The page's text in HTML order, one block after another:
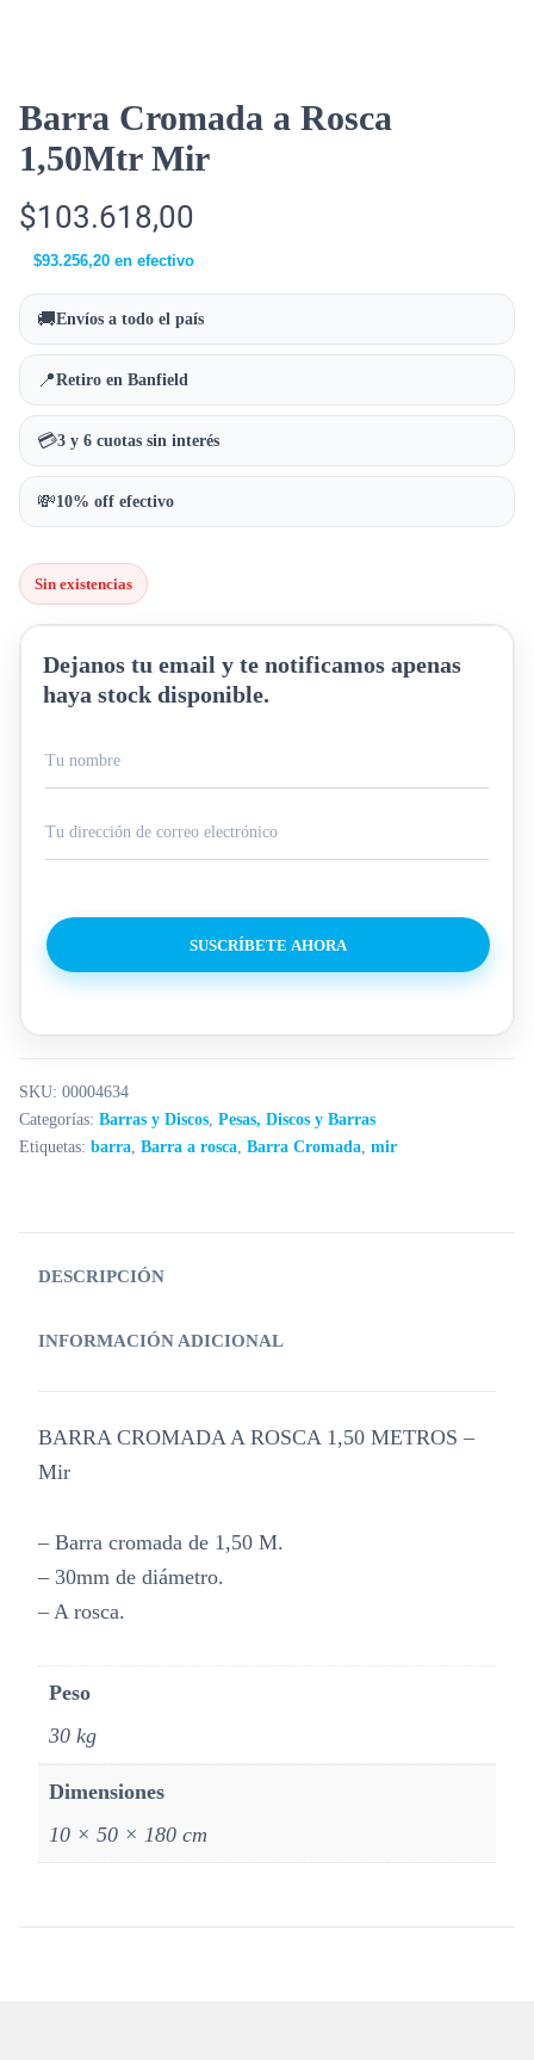
Barra Cromada a Rosca
1,50Mtr Mir
$103.618,00
$93.256,20 en efectivo
🚚Envíos a todo el país
📍Retiro en Banfield
💳3 y 6 cuotas sin interés
💸10% off efectivo
Sin existencias
Dejanos tu email y te notificamos apenas
haya stock disponible.
SUSCRÍBETE AHORA
SKU: 00004634
Categorías: Barras y Discos, Pesas, Discos y Barras
Etiquetas: barra, Barra a rosca, Barra Cromada, mir
DESCRIPCIÓN
INFORMACIÓN ADICIONAL
BARRA CROMADA A ROSCA 1,50 METROS –
Mir
– Barra cromada de 1,50 M.
– 30mm de diámetro.
– A rosca.
Peso
30 kg
Dimensiones
10 × 50 × 180 cm